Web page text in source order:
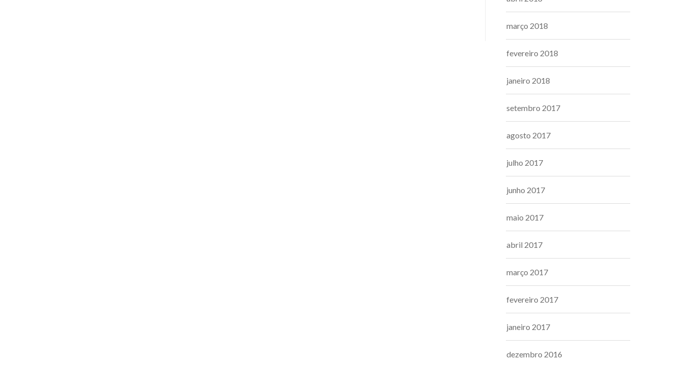
março 2018
fevereiro 2018
janeiro 2018
setembro 2017
agosto 2017
julho 2017
junho 2017
maio 2017
abril 2017
março 2017
fevereiro 2017
janeiro 2017
dezembro 2016